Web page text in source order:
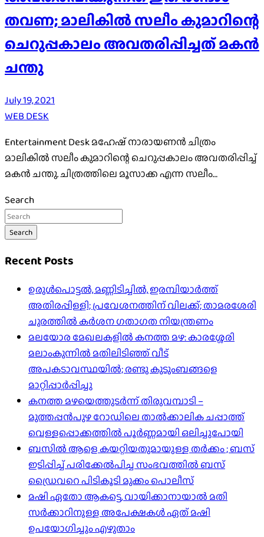
തവണ; മാലികില്‍ സലീം കുമാറിന്റെ
ചെറുപ്പകാലം അവതരിപ്പിച്ചത് മകന്‍
ചന്തു
July 19, 2021
WEB DESK
Entertainment Desk മഹേഷ് നാരായണന്‍ ചിത്രം
മാലികില്‍ സലീം കുമാറിന്റെ ചെറുപ്പകാലം അവതരിപ്പിച്ച്
മകന്‍ ചന്തു. ചിത്രത്തിലെ മൂസാക്ക എന്ന സലീം…
Search
Search
Recent Posts
ഉരുൾപൊട്ടൽ, മണ്ണിടിച്ചിൽ, ഇരമ്പിയാര്‍ത്ത്
അതിരപ്പിള്ളി; പ്രവേശനത്തിന് വിലക്ക്; താമരശേരി
ചുരത്തില്‍ കര്‍ശന ഗതാഗത നിയന്ത്രണം
മലയോര മേഖലകളിൽ കനത്ത മഴ: കാരശ്ശേരി
മലാംകുന്നിൽ മതിലിടിഞ്ഞ് വീട്
അപകടാവസ്ഥയിൽ; രണ്ടു കുടുംബങ്ങളെ
മാറ്റിപ്പാർപ്പിച്ചു
കനത്ത മഴയെത്തുടർന്ന് തിരുവമ്പാടി –
മുത്തപ്പൻപുഴ റോഡിലെ താൽക്കാലിക ചപ്പാത്ത്
വെള്ളപ്പൊക്കത്തിൽ പൂർണ്ണമായി ഒലിച്ചുപോയി
ബസിൽ ആളെ കയറ്റിയതുമായുള്ള തർക്കം ; ബസ്
ഇടിപ്പിച്ച് പരിക്കേൽപിച്ച സംഭവത്തിൽ ബസ്
ഡ്രൈവറെ പിടികൂടി മുക്കം പൊലീസ്
മഷി ഏതോ ആകട്ടെ, വായിക്കാനായാൽ മതി​
സർക്കാറിനുള്ള അപേക്ഷകൾ ഏത് മഷി
ഉപയോഗിച്ചും എഴുതാം